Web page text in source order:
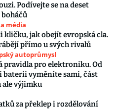
Podívejte se na deset
média
kličku, jak obejít evropská cla.
přímo u svých rivalů
autoprůmysl
pravidla pro elektroniku. Od
baterii vyměníte sami, část
ale výjimku
za překlep i rozdělování